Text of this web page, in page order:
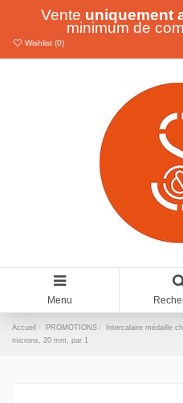
Vente uniquement
minimum de
Wishlist (0)
Menu
Accueil PROMOTIONS
Intercalaire médaille
microns, 20 mm, par 1